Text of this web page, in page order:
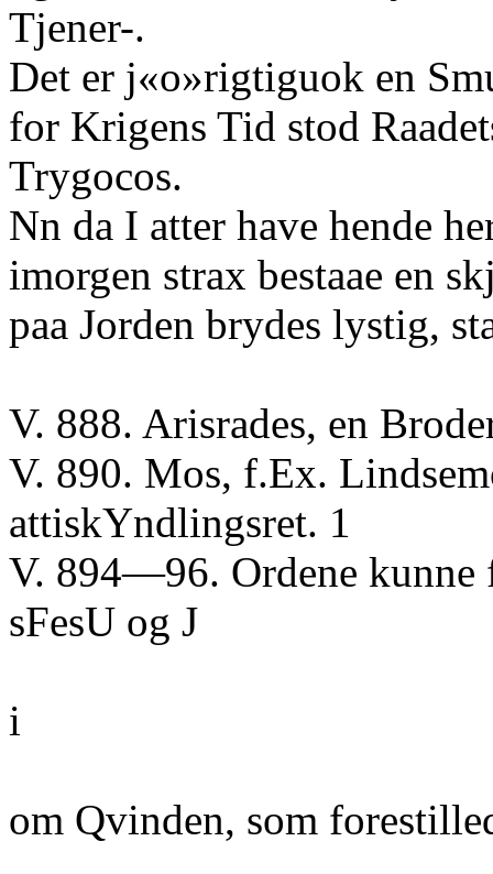
Tjener-.
Det er j«o»rigtiguok en
for Krigens Tid stod
Trygocos.
Nn da I atter have hende
imorgen strax bestaae en
paa Jorden brydes lystig,
V. 888. Arisrades, en
V. 890. Mos, f.Ex.
attiskYndlingsret. 1
V. 894—96. Ordene kunne
sFesU og J
i
om Qvinden, som